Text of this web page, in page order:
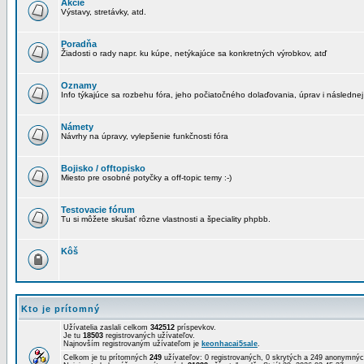
Akcie
Výstavy, stretávky, atd.
Poradňa
Žiadosti o rady napr. ku kúpe, netýkajúce sa konkretných výrobkov, atď
Oznamy
Info týkajúce sa rozbehu fóra, jeho počiatočného dolaďovania, úprav i následnej
Námety
Návrhy na úpravy, vylepšenie funkčnosti fóra
Bojisko / offtopisko
Miesto pre osobné potyčky a off-topic temy :-)
Testovacie fórum
Tu si môžete skušať rôzne vlastnosti a špeciality phpbb.
Kôš
Kto je prítomný
Užívatelia zaslali celkom 342512 príspevkov.
Je tu 18503 registrovaných užívateľov.
Najnovším registrovaným užívateľom je keonhacai5sale.
Celkom je tu prítomných 249 užívateľov: 0 registrovaných, 0 skrytých a 249